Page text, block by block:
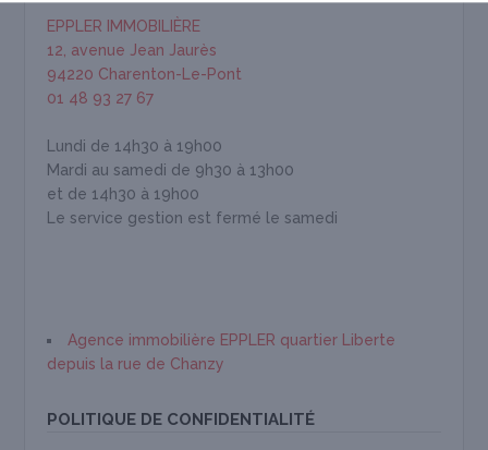
EPPLER IMMOBILIÈRE
12, avenue Jean Jaurès
94220 Charenton-Le-Pont
01 48 93 27 67
Lundi de 14h30 à 19h00
Mardi au samedi de 9h30 à 13h00
et de 14h30 à 19h00
Le service gestion est fermé le samedi
Agence immobilière EPPLER quartier Liberte
depuis la rue de Chanzy
POLITIQUE DE CONFIDENTIALITÉ